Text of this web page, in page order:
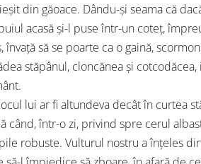
din găoace. Dându-și seama că
acasă și-l puse într-un coteț,
să se poarte ca o gaină,
stăpânul, cloncănea și cotcodăcea,
lui ar fi altundeva decât în curtea
când, într-o zi, privind spre cerul
robuste. Vulturul nostru a înțeles